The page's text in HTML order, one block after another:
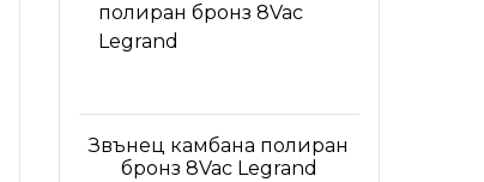
Звънец камбана полиран
бронз 8Vac Legrand